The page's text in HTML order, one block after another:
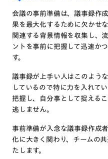
会議の事前準備は、議事録作
果を最大化するために欠かせ
関連する背景情報を収集し、
ントを事前に把握して迅速か
す。
議事録が上手い人はこのよう
しているので特に力を入れて
把握し、自分事として捉える
逃しません。
事前準備が入念な議事録作成
化に大きく関わり、チームの
たします。